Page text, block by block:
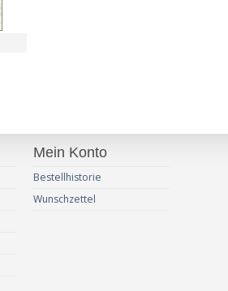
Mein Konto
Bestellhistorie
Wunschzettel